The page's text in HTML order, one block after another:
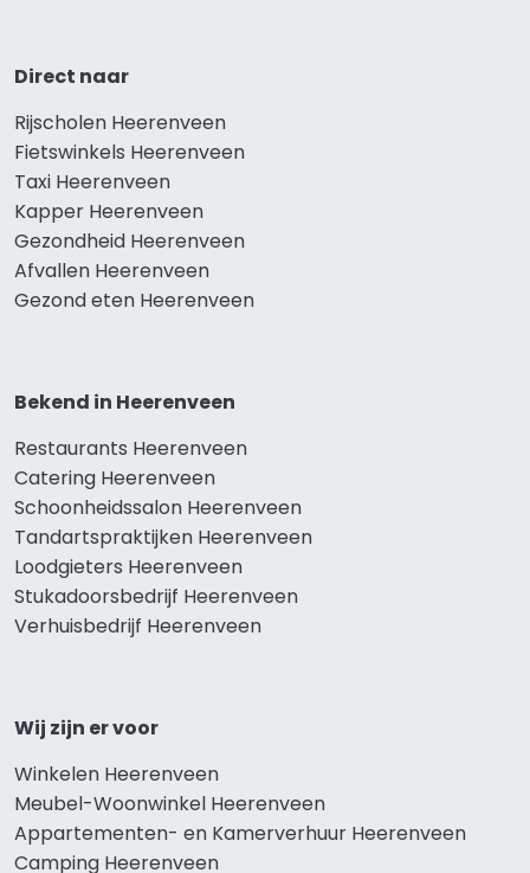
Direct naar
Rijscholen Heerenveen
Fietswinkels Heerenveen
Taxi Heerenveen
Kapper Heerenveen
Gezondheid Heerenveen
Afvallen Heerenveen
Gezond eten Heerenveen
Bekend in Heerenveen
Restaurants Heerenveen
Catering Heerenveen
Schoonheidssalon Heerenveen
Tandartspraktijken Heerenveen
Loodgieters Heerenveen
Stukadoorsbedrijf Heerenveen
Verhuisbedrijf Heerenveen
Wij zijn er voor
Winkelen Heerenveen
Meubel-Woonwinkel Heerenveen
Appartementen- en Kamerverhuur Heerenveen
Camping Heerenveen